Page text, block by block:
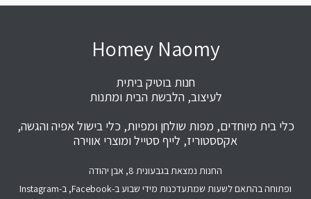
Homey Naomy
חנות בוטיק ביתית
לעיצוב, הלבשת הבית ומתנות
כלי בית מיוחדים, מפות שולחן ומפיות, כלי בישול אפיה והגשה,
אקססטוריז, לייף סטייל ומוצרי אווירה
החנות נמצאת בגבעונית 8, אבן יהודה
ופתוחה בהתאם לשעות שמתעדכנות מידי שבוע ב-Facebook, ב-Instagram